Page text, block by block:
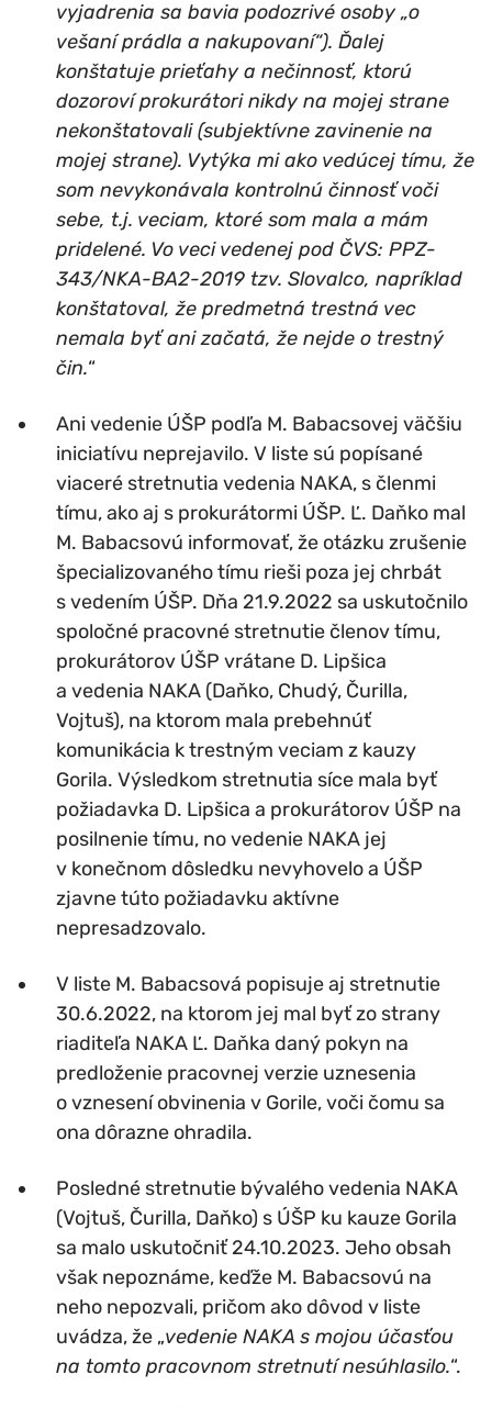
vyjadrenia sa bavia podozrivé osoby „o
vešaní prádla a nakupovaní“). Ďalej
konštatuje prieťahy a nečinnosť, ktorú
dozoroví prokurátori nikdy na mojej strane
nekonštatovali (subjektívne zavinenie na
mojej strane). Vytýka mi ako vedúcej tímu, že
som nevykonávala kontrolnú činnosť voči
sebe, t.j. veciam, ktoré som mala a mám
pridelené. Vo veci vedenej pod ČVS: PPZ-
343/NKA-BA2-2019 tzv. Slovalco, napríklad
konštatoval, že predmetná trestná vec
nemala byť ani začatá, že nejde o trestný
čin.“
Ani vedenie ÚŠP podľa M. Babacsovej väčšiu
iniciatívu neprejavilo. V liste sú popísané
viaceré stretnutia vedenia NAKA, s členmi
tímu, ako aj s prokurátormi ÚŠP. Ľ. Daňko mal
M. Babacsovú informovať, že otázku zrušenie
špecializovaného tímu rieši poza jej chrbát
s vedením ÚŠP. Dňa 21.9.2022 sa uskutočnilo
spoločné pracovné stretnutie členov tímu,
prokurátorov ÚŠP vrátane D. Lipšica
a vedenia NAKA (Daňko, Chudý, Čurilla,
Vojtuš), na ktorom mala prebehnúť
komunikácia k trestným veciam z kauzy
Gorila. Výsledkom stretnutia síce mala byť
požiadavka D. Lipšica a prokurátorov ÚŠP na
posilnenie tímu, no vedenie NAKA jej
v konečnom dôsledku nevyhovelo a ÚŠP
zjavne túto požiadavku aktívne
nepresadzovalo.
V liste M. Babacsová popisuje aj stretnutie
30.6.2022, na ktorom jej mal byť zo strany
riaditeľa NAKA Ľ. Daňka daný pokyn na
predloženie pracovnej verzie uznesenia
o vznesení obvinenia v Gorile, voči čomu sa
ona dôrazne ohradila.
Posledné stretnutie bývalého vedenia NAKA
(Vojtuš, Čurilla, Daňko) s ÚŠP ku kauze Gorila
sa malo uskutočniť 24.10.2023. Jeho obsah
však nepoznáme, keďže M. Babacsovú na
neho nepozvali, pričom ako dôvod v liste
uvádza, že „vedenie NAKA s mojou účasťou
na tomto pracovnom stretnutí nesúhlasilo.“.